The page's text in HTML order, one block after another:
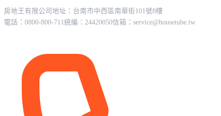
房地王有限公司 地址：台南市中西區南華街101號8樓
電話：0800-800-711統編：24420050信箱： service@housetube.tw